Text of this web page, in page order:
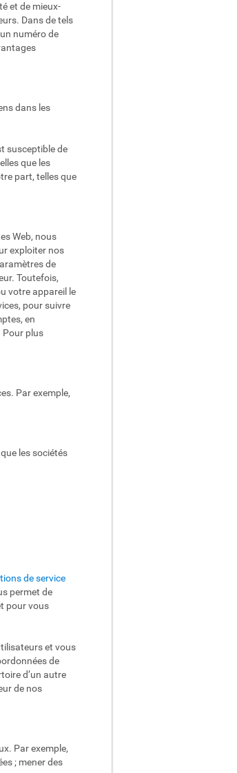
et de mieux-
Dans de tels
numéro de
dans les
susceptible de
que les
part, telles que
Web, nous
exploiter nos
de
Toutefois,
votre appareil le
pour suivre
en
Pour plus
Par exemple,
les sociétés
de service
permet de
pour vous
et vous
de
d’un autre
de nos
Par exemple,
; mener des